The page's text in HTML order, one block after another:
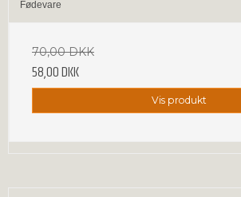
Fødevare
70,00 DKK
58,00 DKK
Vis produkt